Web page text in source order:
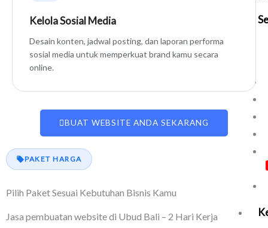
Kelola Sosial Media
Desain konten, jadwal posting, dan laporan performa
sosial media untuk memperkuat brand kamu secara
online.
BUAT WEBSITE ANDA SEKARANG
PAKET HARGA
Pilih Paket Sesuai Kebutuhan Bisnis Kamu
Jasa pembuatan website di Ubud Bali – 2 Hari Kerja